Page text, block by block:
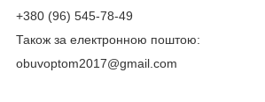
+380 (96) 545-78-49
Також за електронною поштою:
obuvoptom2017@gmail.com